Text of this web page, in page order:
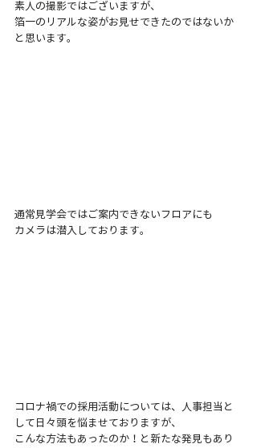
素人の撮影ではございますが、
箔一のリアルな姿がお見せできたのではないか
と思います。
通常見学会ではご案内できないフロアにも
カメラは潜入しております。
コロナ禍での採用活動については、人事担当と
して日々頭を悩ませておりますが、
こんな方法もあったのか！と新たな発見もあり